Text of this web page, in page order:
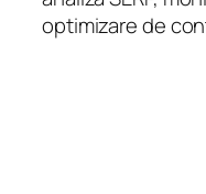
optimizare de